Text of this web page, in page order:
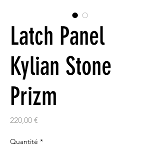
Latch Panel
Kylian Stone
Prizm
220,00 €
Quantité *